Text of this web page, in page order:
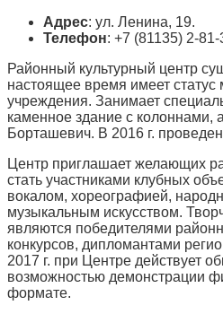
Адрес: ул. Ленина, 19.
Телефон: +7 (81135) 2-81-
Районный культурный центр
настоящее время имеет статус
учреждения. Занимает
каменное здание с колоннами,
Борташевич. В 2016 г.
Центр приглашает желающих
стать участниками клубных
вокалом, хореографией,
музыкальным искусством.
являются победителями
конкурсов, дипломантами
2017 г. при Центре действует
возможностью демонстрации
формате.